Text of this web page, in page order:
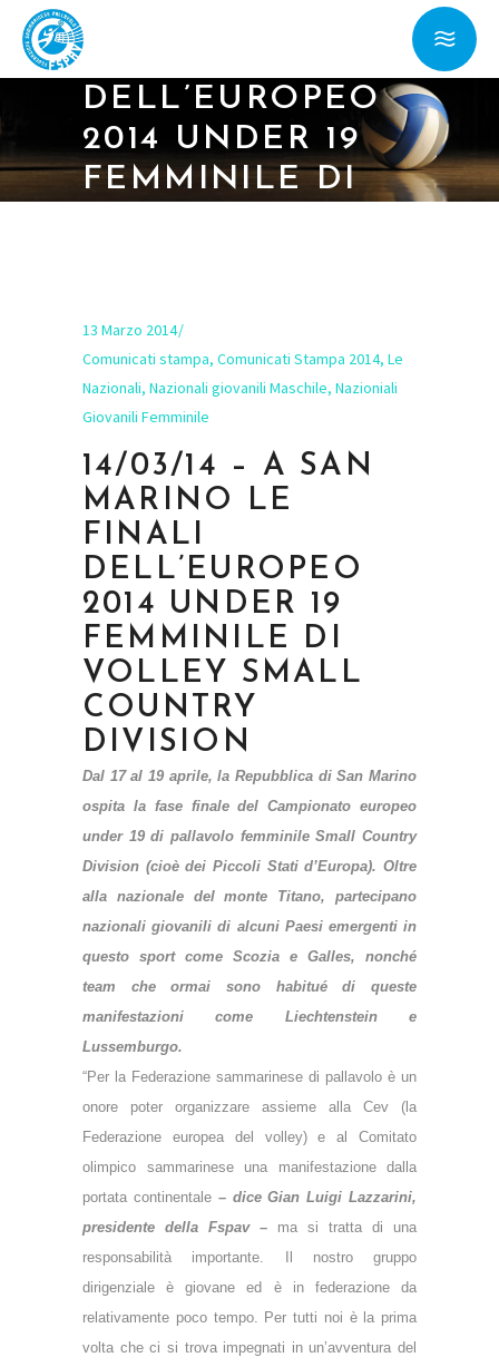
DELL’EUROPEO
2014 UNDER 19
FEMMINILE DI
13 Marzo 2014
Comunicati stampa, Comunicati Stampa 2014, Le
Nazionali, Nazionali giovanili Maschile, Nazioniali
Giovanili Femminile
14/03/14 – A SAN
MARINO LE
FINALI
DELL’EUROPEO
2014 UNDER 19
FEMMINILE DI
VOLLEY SMALL
COUNTRY
DIVISION
Dal 17 al 19 aprile, la Repubblica di San Marino
ospita la fase finale del Campionato europeo
under 19 di pallavolo femminile Small Country
Division (cioè dei Piccoli Stati d’Europa). Oltre
alla nazionale del monte Titano, partecipano
nazionali giovanili di alcuni Paesi emergenti in
questo sport come Scozia e Galles, nonché
team che ormai sono habitué di queste
manifestazioni come Liechtenstein e
Lussemburgo.
“Per la Federazione sammarinese di pallavolo è un
onore poter organizzare assieme alla Cev (la
Federazione europea del volley) e al Comitato
olimpico sammarinese una manifestazione dalla
portata continentale– dice Gian Luigi Lazzarini,
presidente della Fspav – ma si tratta di una
responsabilità importante. Il nostro gruppo
dirigenziale è giovane ed è in federazione da
relativamente poco tempo. Per tutti noi è la prima
volta che ci si trova impegnati in un’avventura del